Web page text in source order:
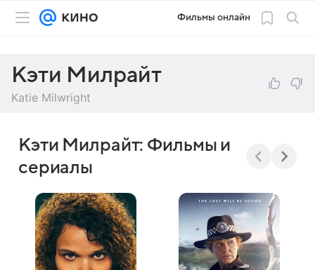
Фильмы онлайн
Кэти Милрайт
Katie Milwright
Кэти Милрайт: Фильмы и
сериалы